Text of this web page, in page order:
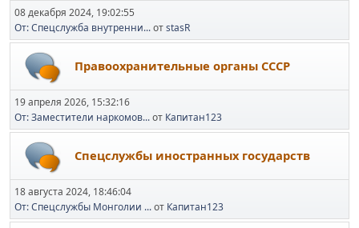
08 декабря 2024, 19:02:55
От: Спецслужба внутренни...отstasR
Правоохранительные органы СССР
19 апреля 2026, 15:32:16
От: Заместители наркомов...от Капитан123
Спецслужбы иностранных государств
18 августа 2024, 18:46:04
От: Спецслужбы Монголии ...от Капитан123